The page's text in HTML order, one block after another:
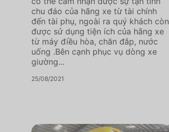
chu đáo của hãng xe từ tài chính
đến tài phụ, ngoài ra quý khách còn
được sử dụng tiện ích của hãng xe
từ máy điều hòa, chăn đắp, nước
uống .Bên cạnh phục vụ dòng xe
giường...
25/08/2021